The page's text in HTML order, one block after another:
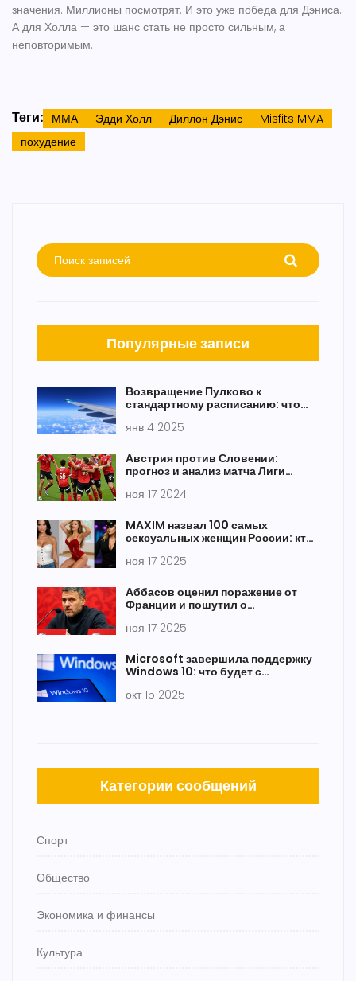
значения. Миллионы посмотрят. И это уже победа для Дэниса.
А для Холла — это шанс стать не просто сильным, а
неповторимым.
Теги: ММА Эдди Холл Диллон Дэнис
Misfits MMA
похудение
Популярные записи
Возвращение Пулково к
стандартному расписанию: что
янв 4 2025
Австрия против Словении:
прогноз и анализ матча Лиги
года
ноя 17 2024
MAXIM назвал 100 самых
сексуальных женщин России: кто
изменились тренды до 2025
ноя 17 2025
Аббасов оценил поражение от
Франции и пошутил о
игроков, чтобы бороться»
ноя 17 2025
Microsoft завершила поддержку
Windows 10: что будет с
окт 15 2025
Категории сообщений
Спорт
Общество
Экономика и финансы
Культура